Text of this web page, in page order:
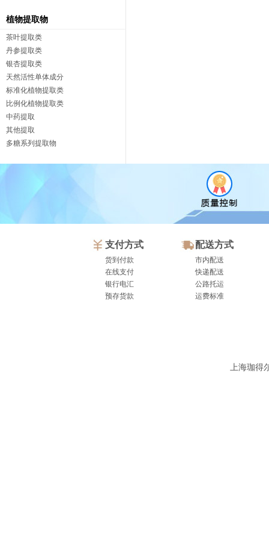
植物提取物
茶叶提取类
丹参提取类
银杏提取类
天然活性单体成分
标准化植物提取类
比例化植物提取类
中药提取
其他提取
多糖系列提取物
支付方式
货到付款
在线支付
银行电汇
预存货款
配送方式
市内配送
快递配送
公路托运
运费标准
上海珈得